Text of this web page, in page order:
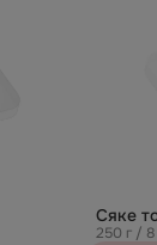
Сяке
250 г /